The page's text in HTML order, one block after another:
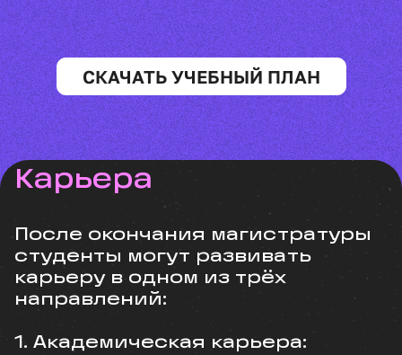
СКАЧАТЬ УЧЕБНЫЙ ПЛАН
Карьера
После окончания магистратуры
студенты могут развивать
карьеру в одном из трёх
направлений:
1. Академическая карьера: